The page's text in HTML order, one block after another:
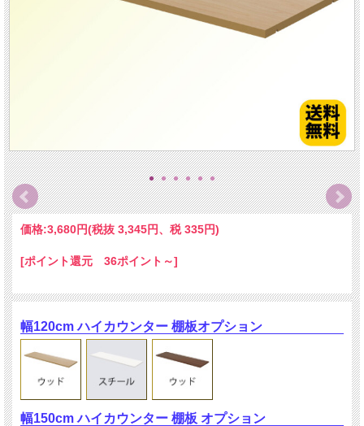
価格:3,680円(税抜 3,345円、税 335円)
[ポイント還元 36ポイント～]
幅120cm ハイカウンター 棚板オプション
幅150cm ハイカウンター 棚板 オプション